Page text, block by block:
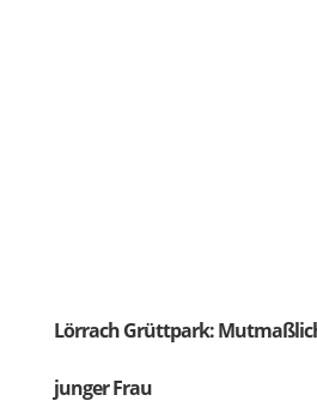
Lörrach Grüttpark:
junger Frau